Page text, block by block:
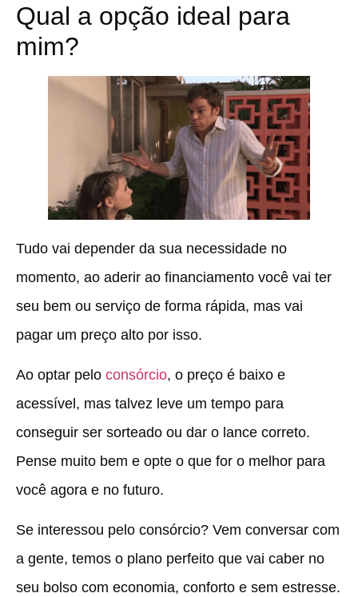
Qual a opção ideal para
mim?
Tudo vai depender da sua necessidade no
momento, ao aderir ao financiamento você vai ter
seu bem ou serviço de forma rápida, mas vai
pagar um preço alto por isso.
Ao optar pelo consórcio, o preço é baixo e
acessível, mas talvez leve um tempo para
conseguir ser sorteado ou dar o lance correto.
Pense muito bem e opte o que for o melhor para
você agora e no futuro.
Se interessou pelo consórcio? Vem conversar com
a gente, temos o plano perfeito que vai caber no
seu bolso com economia, conforto e sem estresse.